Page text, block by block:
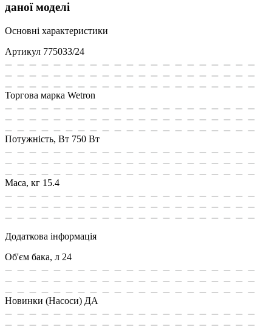
даної моделі
Основні характеристики
Артикул 775033/24
Торгова марка Wetron
Потужність, Вт 750 Вт
Маса, кг 15.4
Додаткова інформація
Об'єм бака, л 24
Новинки (Насоси) ДА